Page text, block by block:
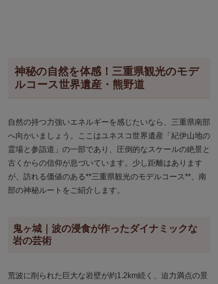
神秘の自然を体感！三重県観光のモデ
ルコース世界遺産・熊野道
自然の持つ力強いエネルギーを感じたいなら、三重県南部
へ向かいましょう。ここはユネスコ世界遺産「紀伊山地の
霊場と参詣道」の一部であり、圧倒的なスケールの絶景と
古くからの信仰が息づいています。少し距離はあります
が、訪れる価値のある**三重県観光のモデルコース**、南
部の神秘ルートをご紹介します。
鬼ヶ城｜波の浸食が作ったダイナミックな
岩の芸術
荒波に削られた巨大な岩壁が約1.2km続く、迫力満点の景